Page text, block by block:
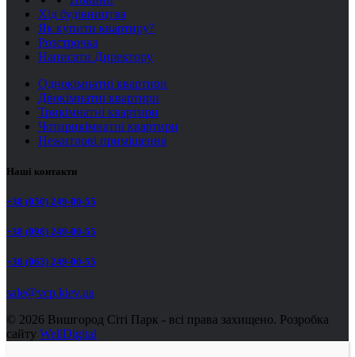
Хід будівництва
Як купити квартиру?
Розстрочка
Написати Директору
Однокімнатні квартири
Двокімнатні квартири
Трикімнатні квартири
Чотирикімнатні квартири
Нежитлові приміщення
Наші контакти
+38 (050) 249-00-55
+38 (098) 249-00-55
+38 (063) 249-00-55
sale@vcp.kiev.ua
© 2026 Вишгород Сіті Парк - всі права захищено. Розробка
сайту WellDigital